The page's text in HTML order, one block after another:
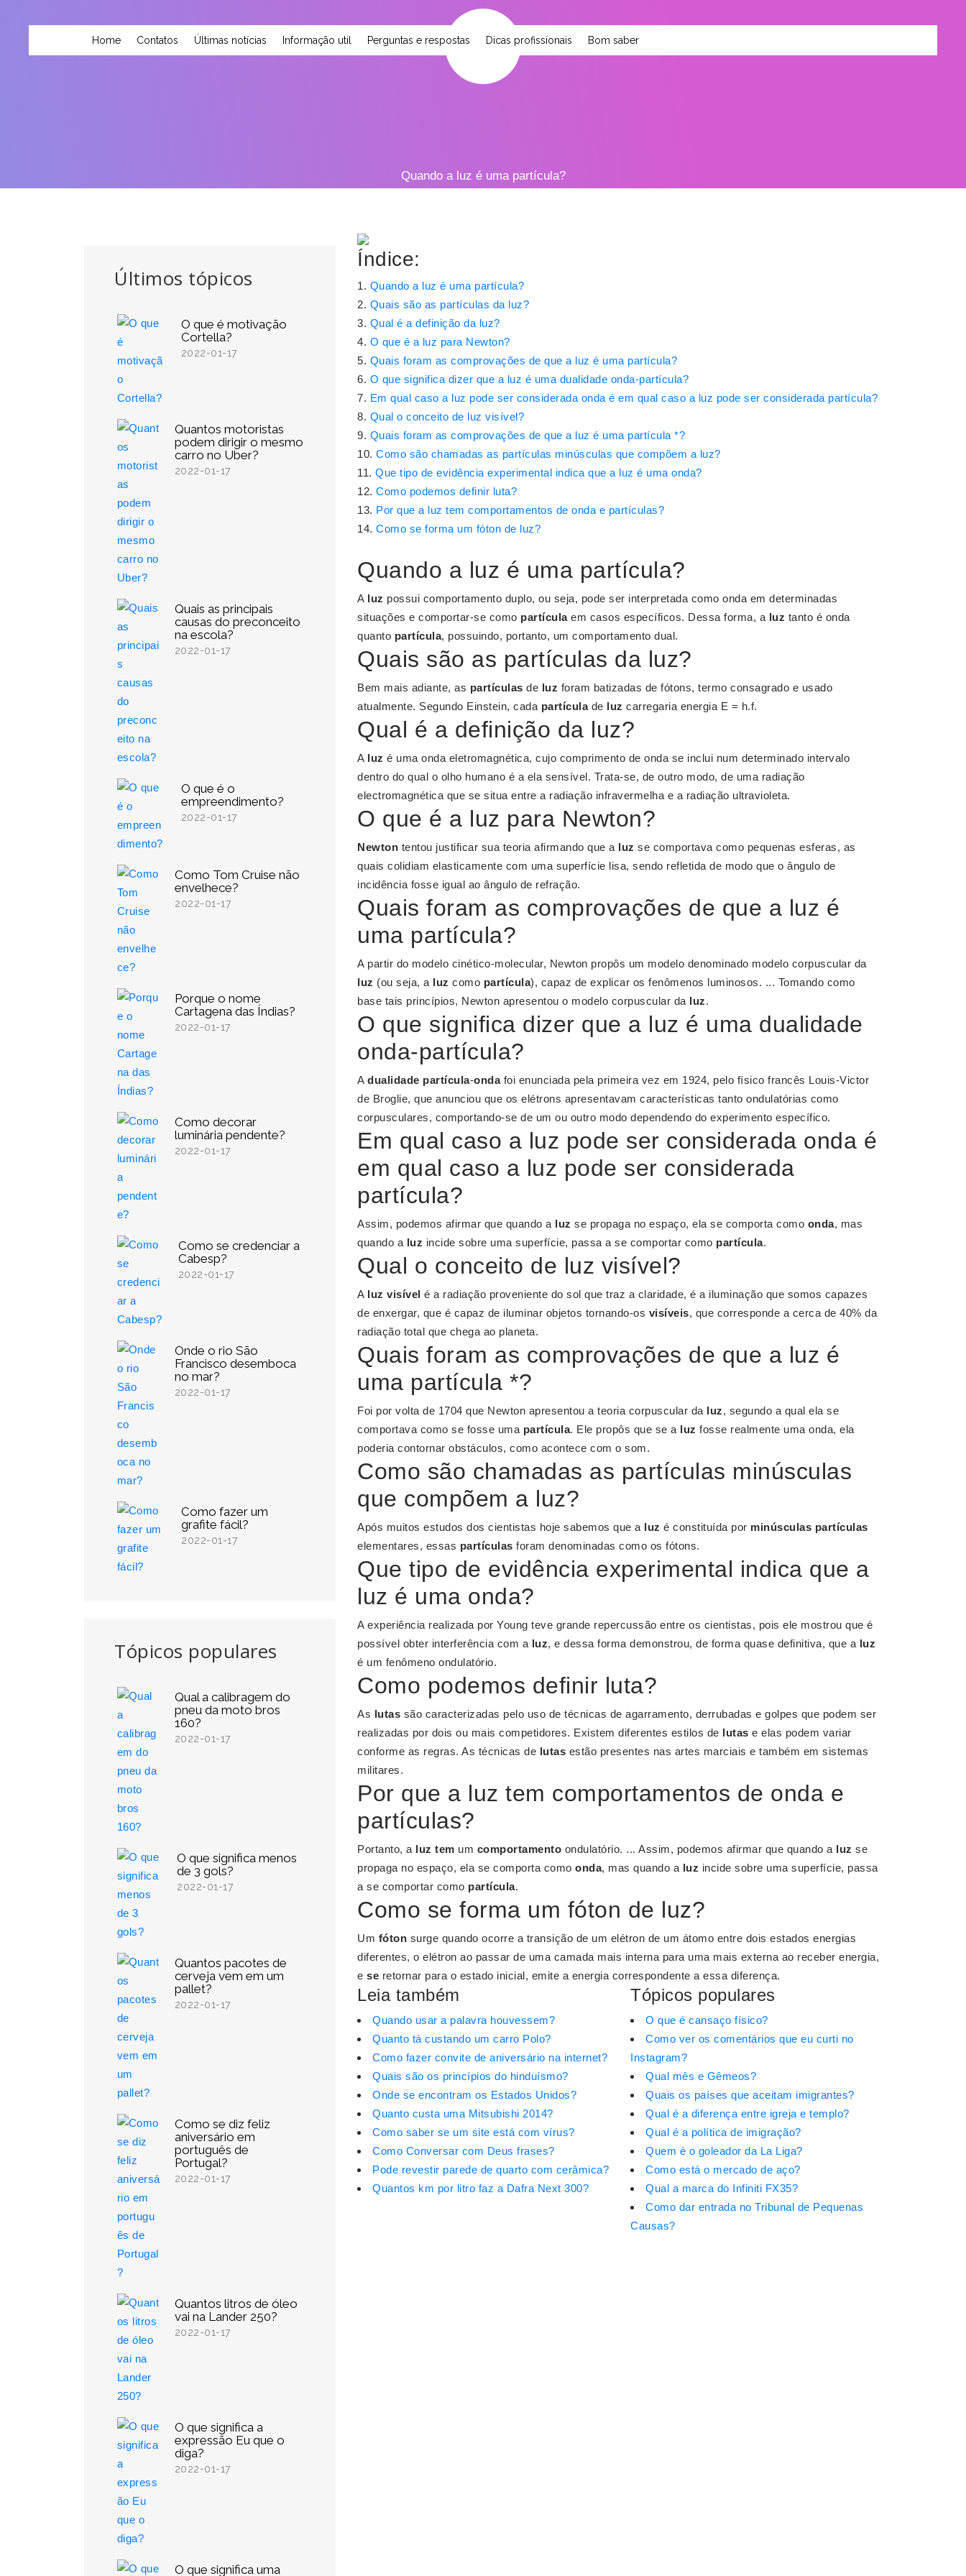
Home Contatos Últimas notícias Informação util Perguntas e respostas Dicas profissionais Bom saber
Quando a luz é uma partícula?
Últimos tópicos
O que é motivação
Cortella?
2022-01-17
Quantos motoristas
podem dirigir o mesmo
carro no Uber?
2022-01-17
Quais as principais
causas do preconceito
na escola?
2022-01-17
O que é o
empreendimento?
2022-01-17
Como Tom Cruise não
envelhece?
2022-01-17
Porque o nome
Cartagena das Índias?
2022-01-17
Como decorar
luminária pendente?
2022-01-17
Como se credenciar a
Cabesp?
2022-01-17
Onde o rio São
Francisco desemboca
no mar?
2022-01-17
Como fazer um
grafite fácil?
2022-01-17
Tópicos populares
Qual a calibragem do
pneu da moto bros
160?
2022-01-17
O que significa menos
de 3 gols?
2022-01-17
Quantos pacotes de
cerveja vem em um
pallet?
2022-01-17
Como se diz feliz
aniversário em
português de
Portugal?
2022-01-17
Quantos litros de óleo
vai na Lander 250?
2022-01-17
O que significa a
expressão Eu que o
diga?
2022-01-17
O que significa uma
Índice:
Quando a luz é uma partícula?
Quais são as partículas da luz?
Qual é a definição da luz?
O que é a luz para Newton?
Quais foram as comprovações de que a luz é uma partícula?
O que significa dizer que a luz é uma dualidade onda-partícula?
Em qual caso a luz pode ser considerada onda é em qual caso a luz pode ser considerada partícula?
Qual o conceito de luz visível?
Quais foram as comprovações de que a luz é uma partícula *?
Como são chamadas as partículas minúsculas que compõem a luz?
Que tipo de evidência experimental indica que a luz é uma onda?
Como podemos definir luta?
Por que a luz tem comportamentos de onda e partículas?
Como se forma um fóton de luz?
Quando a luz é uma partícula?
A luz possui comportamento duplo, ou seja, pode ser interpretada como onda em determinadas
situações e comportar-se como partículaem casos específicos. Dessa forma, a luz tanto é onda
quanto partícula, possuindo, portanto, um comportamento dual.
Quais são as partículas da luz?
Bem mais adiante, as partículas de luz foram batizadas de fótons, termo consagrado e usado
atualmente. Segundo Einstein, cada partículade luz carregaria energia E = h.f.
Qual é a definição da luz?
A luz é uma onda eletromagnética, cujo comprimento de onda se inclui num determinado intervalo
dentro do qual o olho humano é a ela sensível. Trata-se, de outro modo, de uma radiação
electromagnética que se situa entre a radiação infravermelha e a radiação ultravioleta.
O que é a luz para Newton?
Newton tentou justificar sua teoria afirmando que a luz se comportava como pequenas esferas, as
quais colidiam elasticamente com uma superfície lisa, sendo refletida de modo que o ângulo de
incidência fosse igual ao ângulo de refração.
Quais foram as comprovações de que a luz é
uma partícula?
A partir do modelo cinético-molecular, Newton propôs um modelo denominado modelo corpuscular da
luz (ou seja, a luz como partícula), capaz de explicar os fenômenos luminosos. ... Tomando como
base tais princípios, Newton apresentou o modelo corpuscular da luz.
O que significa dizer que a luz é uma dualidade
onda-partícula?
A dualidade partícula-ondafoi enunciada pela primeira vez em 1924, pelo físico francês Louis-Victor
de Broglie, que anunciou que os elétrons apresentavam características tanto ondulatórias como
corpusculares, comportando-se de um ou outro modo dependendo do experimento específico.
Em qual caso a luz pode ser considerada onda é
em qual caso a luz pode ser considerada
partícula?
Assim, podemos afirmar que quando a luz se propaga no espaço, ela se comporta como onda, mas
quando a luz incide sobre uma superfície, passa a se comportar como partícula.
Qual o conceito de luz visível?
A luz visível é a radiação proveniente do sol que traz a claridade, é a iluminação que somos capazes
de enxergar, que é capaz de iluminar objetos tornando-os visíveis, que corresponde a cerca de 40% da
radiação total que chega ao planeta.
Quais foram as comprovações de que a luz é
uma partícula *?
Foi por volta de 1704 que Newton apresentou a teoria corpuscular da luz, segundo a qual ela se
comportava como se fosse uma partícula. Ele propôs que se a luz fosse realmente uma onda, ela
poderia contornar obstáculos, como acontece com o som.
Como são chamadas as partículas minúsculas
que compõem a luz?
Após muitos estudos dos cientistas hoje sabemos que a luz é constituída por minúsculas partículas
elementares, essas partículas foram denominadas como os fótons.
Que tipo de evidência experimental indica que a
luz é uma onda?
A experiência realizada por Young teve grande repercussão entre os cientistas, pois ele mostrou que é
possível obter interferência com a luz, e dessa forma demonstrou, de forma quase definitiva, que a luz
é um fenômeno ondulatório.
Como podemos definir luta?
As lutas são caracterizadas pelo uso de técnicas de agarramento, derrubadas e golpes que podem ser
realizadas por dois ou mais competidores. Existem diferentes estilos de
lutas e elas podem variar
conforme as regras. As técnicas de lutas estão presentes nas artes marciais e também em sistemas
militares.
Por que a luz tem comportamentos de onda e
partículas?
Portanto, a luz tem um comportamento ondulatório. ... Assim, podemos afirmar que quando a luz se
propaga no espaço, ela se comporta como onda, mas quando a luz incide sobre uma superfície, passa
a se comportar como partícula.
Como se forma um fóton de luz?
Um fóton surge quando ocorre a transição de um elétron de um átomo entre dois estados energias
diferentes, o elétron ao passar de uma camada mais interna para uma mais externa ao receber energia,
e se retornar para o estado inicial, emite a energia correspondente a essa diferença.
Leia também
Quando usar a palavra houvessem?
Quanto tá custando um carro Polo?
Como fazer convite de aniversário na internet?
Quais são os princípios do hinduísmo?
Onde se encontram os Estados Unidos?
Quanto custa uma Mitsubishi 2014?
Como saber se um site está com vírus?
Como Conversar com Deus frases?
Pode revestir parede de quarto com cerâmica?
Quantos km por litro faz a Dafra Next 300?
Tópicos populares
O que é cansaço físico?
Como ver os comentários que eu curti no
Instagram?
Qual mês e Gêmeos?
Quais os países que aceitam imigrantes?
Qual é a diferença entre igreja e templo?
Qual é a política de imigração?
Quem é o goleador da La Liga?
Como está o mercado de aço?
Qual a marca do Infiniti FX35?
Como dar entrada no Tribunal de Pequenas
Causas?